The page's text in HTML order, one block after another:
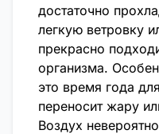
достаточно
легкую ветровку
прекрасно
организма.
это время года
переносит жару
Воздух